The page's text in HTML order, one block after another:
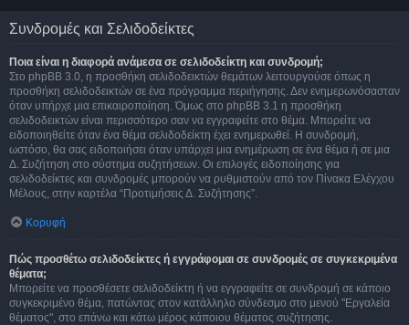
Συνδρομές και Σελιδοδείκτες
Ποια είναι η διαφορά ανάμεσα σε σελιδοδείκτη και συνδρομή;
Στο phpBB 3.0, η προσθήκη σελιδοδεικτών θεμάτων λειτουργούσε όπως η
προσθήκη σελιδοδεικτών σε ένα πρόγραμμα περιήγησης. Δεν ενημερωνόσασταν
όταν υπήρχε μια επικαιροποίηση. Όμως στο phpBB 3.1 η προσθήκη
σελιδοδεικτών είναι περισσότερο σαν να εγγραφείτε στο θέμα. Μπορείτε να
ειδοποιηθείτε όταν ένα θέμα σελιδοδείκτη έχει ενημερωθεί. Η συνδρομή,
ωστόσο, θα σας ειδοποιήσει όταν υπάρχει μια ενημέρωση σε ένα θέμα ή σε μια
Δ. Συζήτηση στο σύστημα συζητήσεων. Οι επιλογές ειδοποίησης για
σελιδοδείκτες και συνδρομές μπορούν να ρυθμιστούν από τον Πίνακα Ελέγχου
Μέλους, στην καρτέλα “Προτιμήσεις Δ. Συζήτησης”.
Κορυφή
Πώς προσθέτω σελιδοδείκτες ή εγγράφομαι σε συνδρομές σε συγκεκριμένα
θέματα;
Μπορείτε να προσθέσετε σελιδοδείκτη ή να εγγραφείτε σε συνδρομή σε κάποιο
συγκεκριμένο θέμα, πατώντας στον κατάλληλο σύνδεσμο στο μενού "Εργαλεία
θέματος", στο επάνω και κάτω μέρος κάποιου θέματος συζήτησης.